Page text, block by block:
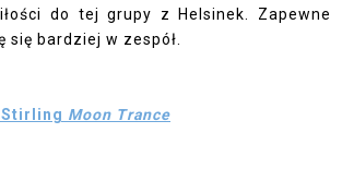
do tej grupy z Helsinek. Zapewne
się bardziej w zespół.
Stirling Moon Trance